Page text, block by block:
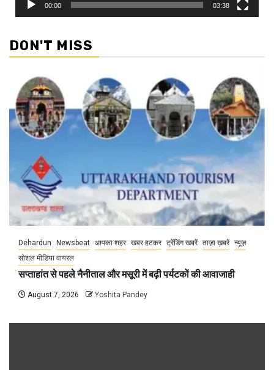
00:00 03:38
DON'T MISS
Dehardun Newsbeat आपका शहर खबर हटकर ट्रेंडिंग खबरें ताज़ा ख़बरें न्यूज़
सोशल मीडिया वायरल
सप्ताहांत से पहले नैनीताल और मसूरी में बढ़ी पर्यटकों की आवाजाही
August 7, 2026 Yoshita Pandey